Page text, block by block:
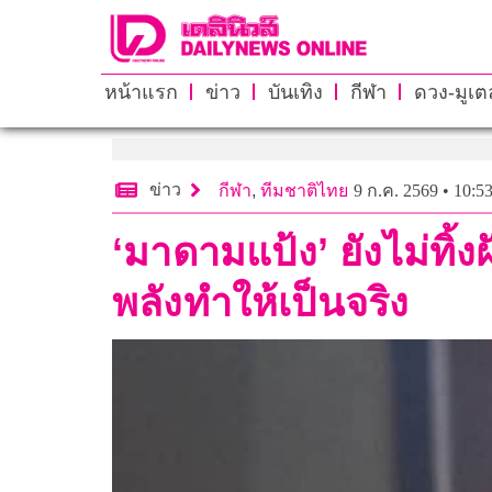
หน้าแรก ข่าว บันเทิง กีฬา ดวง-มูเต
ข่าว กีฬา, ทีมชาติไทย 9 ก.ค. 2569 •
‘มาดามแป้ง’ ยังไม่ทิ้
พลังทำให้เป็นจริง